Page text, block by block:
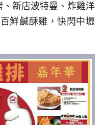
、新店波特曼、炸雞洋
鮮鹹酥雞，快閃中壢